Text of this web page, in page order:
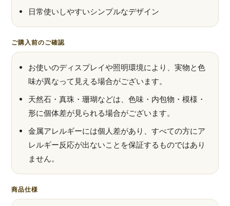
日常使いしやすいシンプルなデザイン
ご購入前のご確認
お使いのディスプレイや照明環境により、実物と色
味が異なって見える場合がございます。
天然石・真珠・珊瑚などは、色味・内包物・模様・
形に個体差が見られる場合がございます。
金属アレルギーには個人差があり、すべての方にア
レルギー反応が出ないことを保証するものではあり
ません。
商品仕様